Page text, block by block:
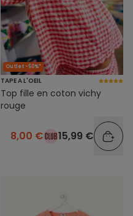
Outlet -50%*
TAPE A L'OEIL
Top fille en coton vichy
rouge
8,00 € 15,99 €